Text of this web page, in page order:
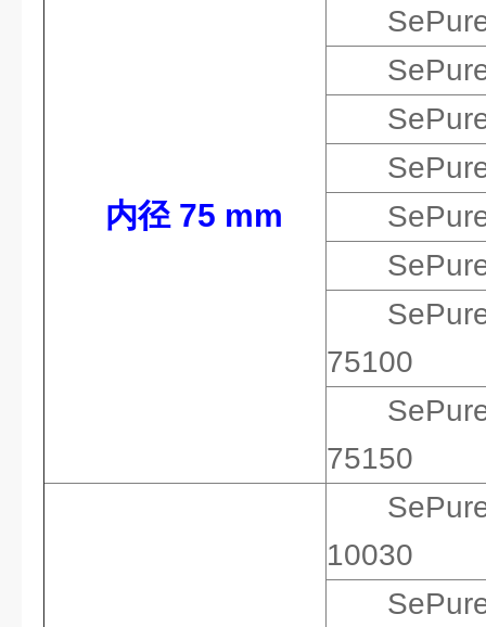
内径 75 mm
75100
75150
10030